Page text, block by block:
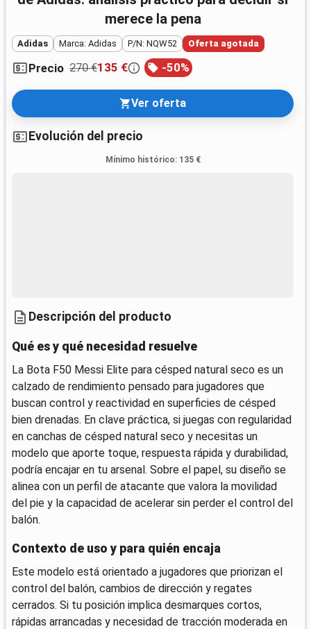
merece la pena
Adidas Marca: Adidas P/N: NQW52 Oferta agotada
Precio 270 €135 € -50%
Ver oferta
Evolución del precio
Mínimo histórico: 135 €
Descripción del producto
Qué es y qué necesidad resuelve
La Bota F50 Messi Elite para césped natural seco es un
calzado de rendimiento pensado para jugadores que
buscan control y reactividad en superficies de césped
bien drenadas. En clave práctica, si juegas con regularidad
en canchas de césped natural seco y necesitas un
modelo que aporte toque, respuesta rápida y durabilidad,
podría encajar en tu arsenal. Sobre el papel, su diseño se
alinea con un perfil de atacante que valora la movilidad
del pie y la capacidad de acelerar sin perder el control del
balón.
Contexto de uso y para quién encaja
Este modelo está orientado a jugadores que priorizan el
control del balón, cambios de dirección y regates
cerrados. Si tu posición implica desmarques cortos,
rápidas arrancadas y necesidad de tracción moderada en